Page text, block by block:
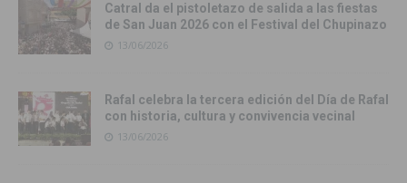
Catral da el pistoletazo de salida a las fiestas
de San Juan 2026 con el Festival del Chupinazo
13/06/2026
Rafal celebra la tercera edición del Día de Rafal
con historia, cultura y convivencia vecinal
13/06/2026